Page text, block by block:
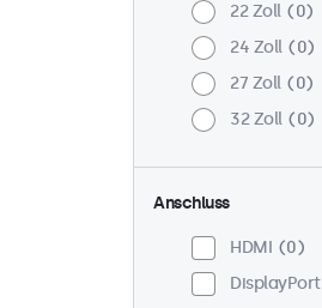
22 Zoll
0
24 Zoll
0
27 Zoll
0
32 Zoll
0
Anschluss
HDMI
0
DisplayPort